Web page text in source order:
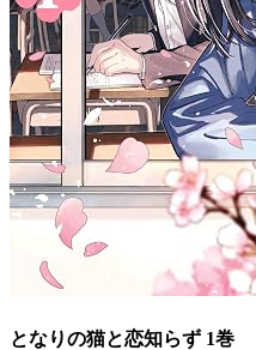
となりの猫と恋知らず 1巻